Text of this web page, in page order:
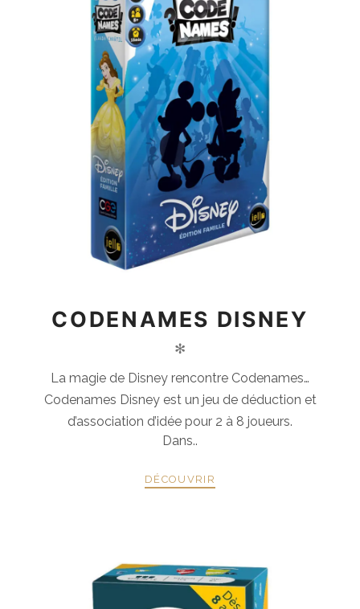
CODENAMES DISNEY
✻
La magie de Disney rencontre Codenames…
Codenames Disney est un jeu de déduction et
d’association d’idée pour 2 à 8 joueurs.
Dans..
DÉCOUVRIR